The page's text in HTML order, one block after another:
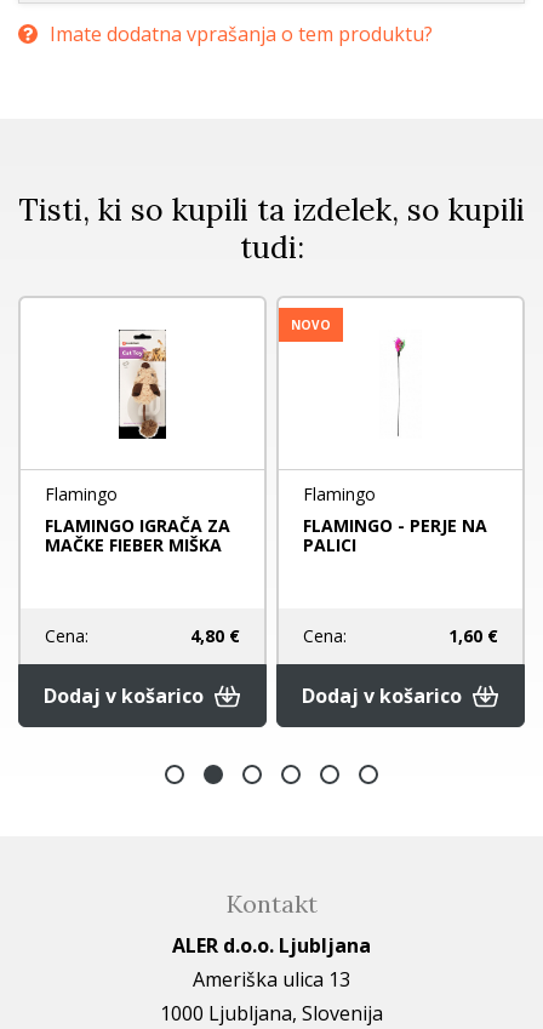
Imate dodatna vprašanja o tem produktu?
Tisti, ki so kupili ta izdelek, so kupili
tudi:
Flamingo
FLAMINGO IGRAČA ZA
MAČKE FIEBER MIŠKA
Cena: 4,80 €
Dodaj v košarico
NOVO
Flamingo
FLAMINGO - PERJE NA
PALICI
Cena: 1,60 €
Dodaj v košarico
Kontakt
ALER d.o.o. Ljubljana
Ameriška ulica 13
1000 Ljubljana, Slovenija